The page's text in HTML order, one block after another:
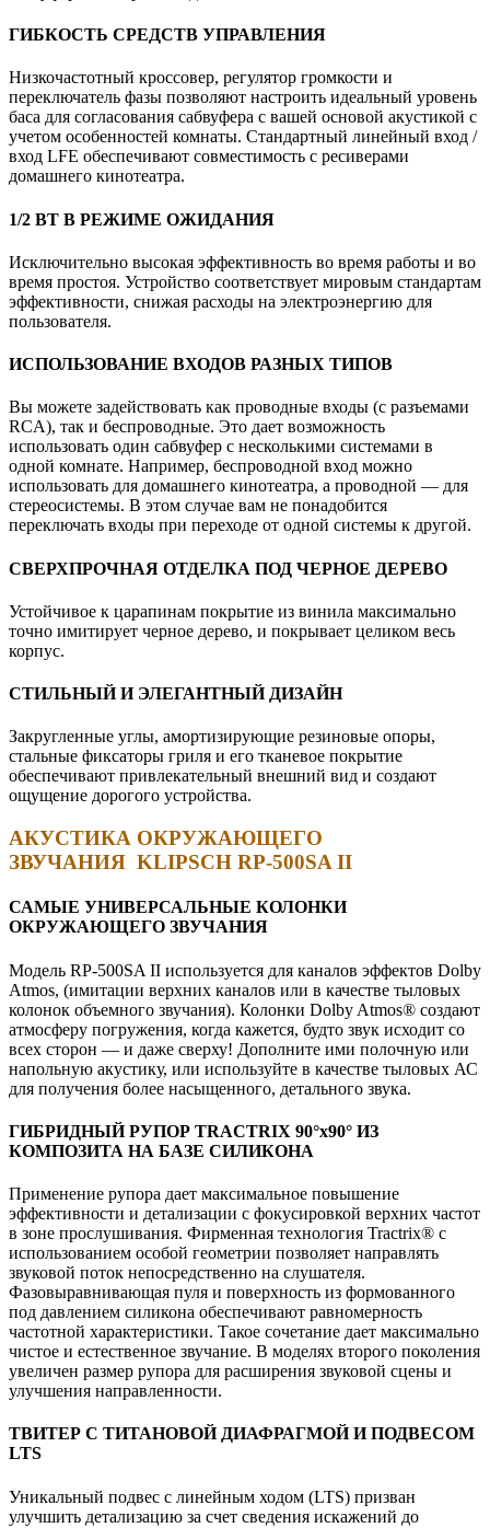
ГИБКОСТЬ СРЕДСТВ УПРАВЛЕНИЯ
Низкочастотный кроссовер, регулятор громкости и
переключатель фазы позволяют настроить идеальный уровень
баса для согласования сабвуфера с вашей основой акустикой с
учетом особенностей комнаты. Стандартный линейный вход /
вход LFE обеспечивают совместимость с ресиверами
домашнего кинотеатра.
1/2 ВТ В РЕЖИМЕ ОЖИДАНИЯ
Исключительно высокая эффективность во время работы и во
время простоя. Устройство соответствует мировым стандартам
эффективности, снижая расходы на электроэнергию для
пользователя.
ИСПОЛЬЗОВАНИЕ ВХОДОВ РАЗНЫХ ТИПОВ
Вы можете задействовать как проводные входы (с разъемами
RCA), так и беспроводные. Это дает возможность
использовать один сабвуфер с несколькими системами в
одной комнате. Например, беспроводной вход можно
использовать для домашнего кинотеатра, а проводной — для
стереосистемы. В этом случае вам не понадобится
переключать входы при переходе от одной системы к другой.
СВЕРХПРОЧНАЯ ОТДЕЛКА ПОД ЧЕРНОЕ ДЕРЕВО
Устойчивое к царапинам покрытие из винила максимально
точно имитирует черное дерево, и покрывает целиком весь
корпус.
СТИЛЬНЫЙ И ЭЛЕГАНТНЫЙ ДИЗАЙН
Закругленные углы, амортизирующие резиновые опоры,
стальные фиксаторы гриля и его тканевое покрытие
обеспечивают привлекательный внешний вид и создают
ощущение дорогого устройства.
АКУСТИКА ОКРУЖАЮЩЕГО
ЗВУЧАНИЯ KLIPSCH RP-500SA II
САМЫЕ УНИВЕРСАЛЬНЫЕ КОЛОНКИ
ОКРУЖАЮЩЕГО ЗВУЧАНИЯ
Модель RP-500SA II используется для каналов эффектов Dolby
Atmos, (имитации верхних каналов или в качестве тыловых
колонок объемного звучания). Колонки Dolby Atmos® создают
атмосферу погружения, когда кажется, будто звук исходит со
всех сторон — и даже сверху! Дополните ими полочную или
напольную акустику, или используйте в качестве тыловых АС
для получения более насыщенного, детального звука.
ГИБРИДНЫЙ РУПОР TRACTRIX 90°х90° ИЗ
КОМПОЗИТА НА БАЗЕ СИЛИКОНА
Применение рупора дает максимальное повышение
эффективности и детализации с фокусировкой верхних частот
в зоне прослушивания. Фирменная технология Tractrix® с
использованием особой геометрии позволяет направлять
звуковой поток непосредственно на слушателя.
Фазовыравнивающая пуля и поверхность из формованного
под давлением силикона обеспечивают равномерность
частотной характеристики. Такое сочетание дает максимально
чистое и естественное звучание. В моделях второго поколения
увеличен размер рупора для расширения звуковой сцены и
улучшения направленности.
ТВИТЕР С ТИТАНОВОЙ ДИАФРАГМОЙ И ПОДВЕСОМ
LTS
Уникальный подвес с линейным ходом (LTS) призван
улучшить детализацию за счет сведения искажений до